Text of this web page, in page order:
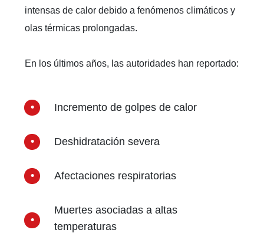
intensas de calor debido a fenómenos climáticos y
olas térmicas prolongadas.
En los últimos años, las autoridades han reportado:
Incremento de golpes de calor
Deshidratación severa
Afectaciones respiratorias
Muertes asociadas a altas
temperaturas